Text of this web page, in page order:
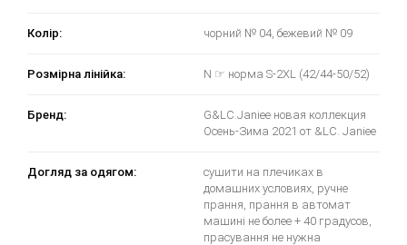
Колір: чорний № 04, бежевий № 09
Розмірна лінійка: N ☞ норма S-2XL (42/44-50/52)
Бренд:
G&LC.Janiee новая коллекция
Осень-Зима 2021 от &LC. Janiee
Догляд за одягом:
сушити на плечиках в
домашних условиях, ручне
прання, прання в автомат
машині не более + 40 градусов,
прасування не нужна